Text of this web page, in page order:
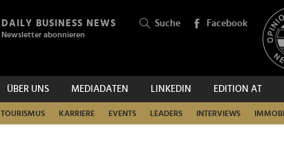
DAILY BUSINESS NEWS
Newsletter abonnieren
Suche Facebook
ÜBER UNS MEDIADATEN LINKEDIN EDITION AT
TOURISMUS KARRIERE EVENTS LEADERS INTERVIEWS
SUCHEN